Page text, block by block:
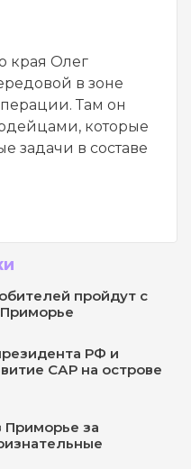
края Олег
в зоне
Там он
которые
задачи в составе
пройдут с
РФ и
САР на острове
Приморье за